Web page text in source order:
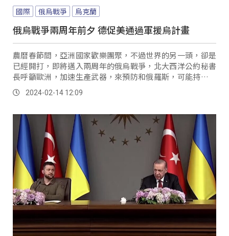
國際 俄烏戰爭 烏克蘭
俄烏戰爭兩周年前夕 德促美通過軍援烏計畫
農曆春節間，亞洲國家歡樂團聚，不過世界的另一頭，卻是
已經開打，即將邁入兩周年的俄烏戰爭，北大西洋公約秘書
長呼籲歐洲，加速生產武器，來預防和俄羅斯，可能持續十
年的抗戰。
2024-02-14 12:09